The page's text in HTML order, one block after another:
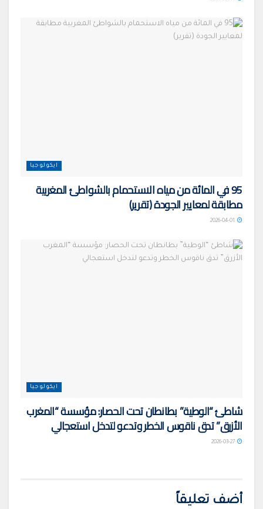
ايكولوجيا
95 في المائة من مياه الاستحمام بالشواطئ المغربية
مطابقة لمعايير الجودة (تقرير)
ايكولوجيا
شاطئ “الوطية” بطانطان تحت الحصار: مؤسسة “المغرب
الأزرق” تدق ناقوس الخطر وتدعو لتدخل استعجالي
أضف تعليقاً